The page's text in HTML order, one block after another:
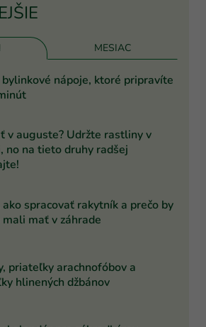
MESIAC
nápoje, ktoré pripravíte
v auguste? Udržte rastliny v
no na tieto druhy radšej
spracovať rakytník a prečo by
mali mať v záhrade
priateľky arachnofóbov a
hlinených džbánov